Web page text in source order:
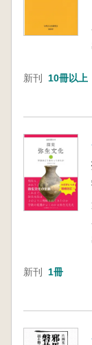
新刊 10冊以上
新刊 1冊